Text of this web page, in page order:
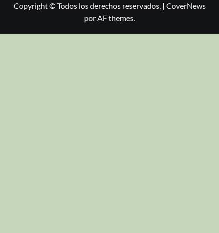
Copyright © Todos los derechos reservados. | CoverNews
por AF themes.